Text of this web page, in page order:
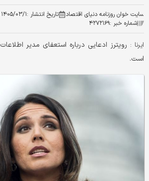
سایت خوان روزنامه دنیای اقتصاد تاریخ انتشار :۱۴۰۵/۰۳/۱ ۲۲:۴۵
شماره خبر :۴۲۷۲۱۶۹
ایرنا : رویترز ادعایی درباره استعفای مدیر
است.